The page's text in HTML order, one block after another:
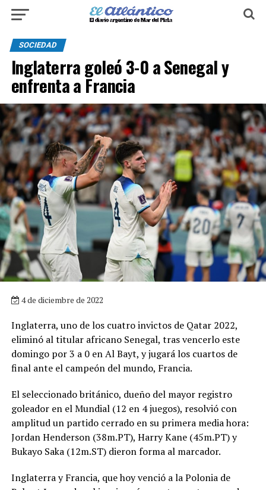
SOCIEDAD
Inglaterra goleó 3-0 a Senegal y
enfrenta a Francia
4 de diciembre de 2022
Inglaterra, uno de los cuatro invictos de Qatar 2022,
eliminó al titular africano Senegal, tras vencerlo este
domingo por 3 a 0 en Al Bayt, y jugará los cuartos de
final ante el campeón del mundo, Francia.
El seleccionado británico, dueño del mayor registro
goleador en el Mundial (12 en 4 juegos), resolvió con
amplitud un partido cerrado en su primera media hora:
Jordan Henderson (38m.PT), Harry Kane (45m.PT) y
Bukayo Saka (12m.ST) dieron forma al marcador.
Inglaterra y Francia, que hoy venció a la Polonia de